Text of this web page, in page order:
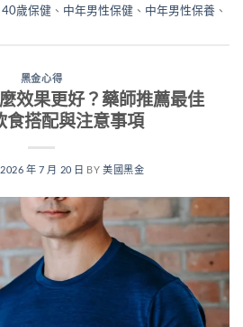
40歲保健 、 中年男性保健 、 中年男性保養 、
黑金心得
效果更好？藥師推薦最佳
食搭配與注意事項
2026 年 7 月 20 日 BY 美國黑金